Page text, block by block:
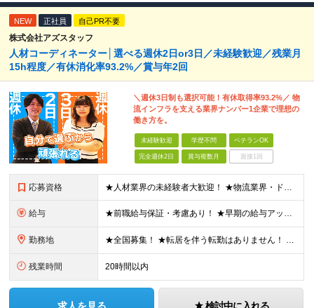
NEW 正社員 自己PR不要
株式会社アズスタッフ
人材コーディネーター│選べる週休2日or3日／未経験歓迎／残業月
15h程度／有休消化率93.2%／賞与年2回
＼週休3日制も選択可能！有休取得率93.2%／ 物
流インフラを支える業界ナンバー1企業で理想の
働き方を。
未経験歓迎 学歴不問 ベテランOK
完全週休2日 賞与複数月 面接1回
応募資格 ★人材業界の未経験者大歓迎！ ★物流業界・ドライバー経験は不問！ ★学歴不問！ ★第二新卒歓迎！ ★ブランクOK！ ＼こんな方にピッタリです！／ ・「圧倒的No.1」を目指す環境で、熱く働きたい方
給与 ★前職給与保証・考慮あり！ ★早期の給与アップが可能です 月給24万9113円以上＋賞与年2回＋各種手当 ※経験やスキルを考慮し決定します。 ※試用期間6カ月（その間の給与・待遇に差異はありません
勤務地 ★全国募集！ ★転居を伴う転勤はありません！ ★U・Iターン歓迎！ ＼本社／ 東京都新宿区西新宿1-20-3 西新宿髙木ビル2階 ＼希望の拠点・営業所に配属します！／ 【北海道・東北エリア】 北海
残業時間 20時間以内